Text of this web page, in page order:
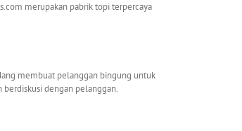
merupakan pabrik topi terpercaya
membuat pelanggan bingung untuk
dengan pelanggan.